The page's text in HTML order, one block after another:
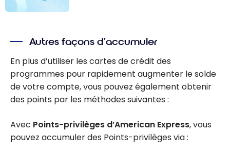
crédit sans frais
annuels - Août
2026
Autres façons d’accumuler
En plus d’utiliser les cartes de crédit des
programmes pour rapidement augmenter le solde
de votre compte, vous pouvez également obtenir
des points par les méthodes suivantes :
Avec Points-privilèges d’American Express, vous
pouvez accumuler des Points-privilèges via :